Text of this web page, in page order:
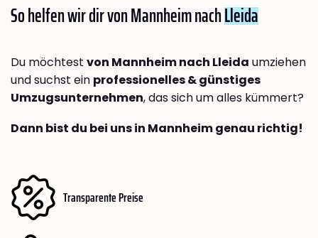
So helfen wir dir von Mannheim nachLleida
Du möchtest von Mannheim nach Lleida umziehen
und suchst ein professionelles & günstiges
Umzugsunternehmen, das sich um alles kümmert?
Dann bist du bei uns in Mannheim genau richtig!
Transparente Preise